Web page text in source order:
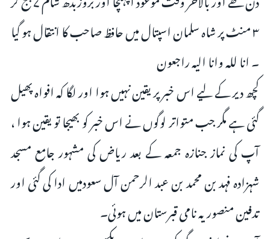
۳ منٹ پر شاہ سلمان اسپتال میں حافظ صاحب کا انتقال ہو گیا
۔ انا للہ وانا الیہ راجعون
کچھ دیر کے لیے اس خبر پر یقین نہیں ہوا اور لگا کہ افواہ پھیل
گئی ہے مگر جب متواتر لوگوں نے اس خبر کو بھیجا تو یقین ہوا ،
آپ کی نماز جنازہ جمعہ کے بعد ریاض کی مشہور جامع مسجد
شہزادہ فہد بن محمد بن عبد الرحمن آل سعودمیں ادا کی گئی اور
تدفین منصوریہ نامی قبرستان میں ہوئی۔